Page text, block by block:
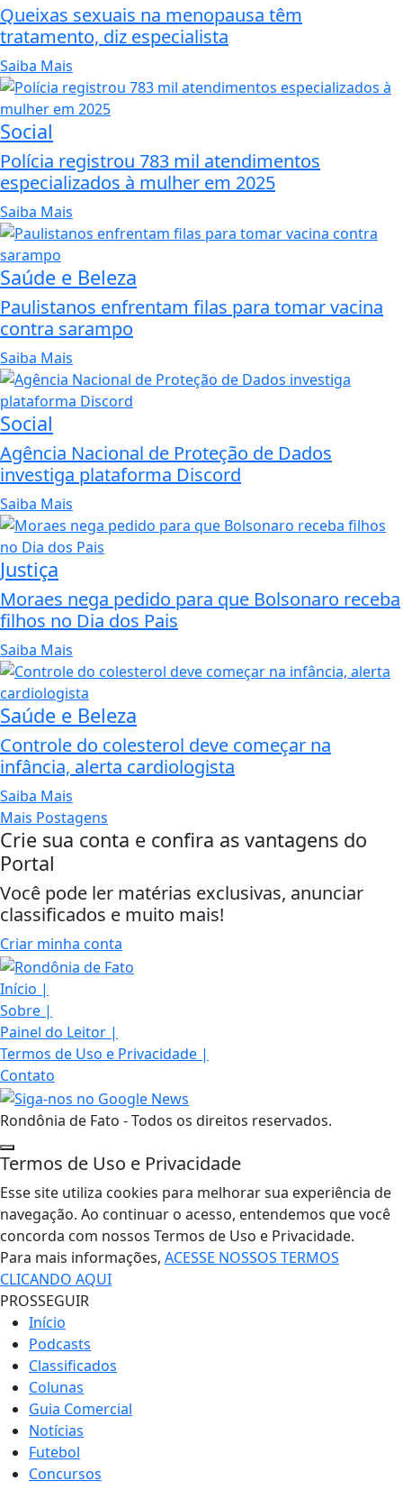
Queixas sexuais na menopausa têm
tratamento, diz especialista
Saiba Mais
Social
Polícia registrou 783 mil atendimentos
especializados à mulher em 2025
Saiba Mais
Saúde e Beleza
Paulistanos enfrentam filas para tomar vacina
contra sarampo
Saiba Mais
Social
Agência Nacional de Proteção de Dados
investiga plataforma Discord
Saiba Mais
Justiça
Moraes nega pedido para que Bolsonaro receba
filhos no Dia dos Pais
Saiba Mais
Saúde e Beleza
Controle do colesterol deve começar na
infância, alerta cardiologista
Saiba Mais
Mais Postagens
Crie sua conta e confira as vantagens do
Portal
Você pode ler matérias exclusivas, anunciar
classificados e muito mais!
Criar minha conta
Início |
Sobre |
Painel do Leitor |
Termos de Uso e Privacidade |
Contato
Rondônia de Fato - Todos os direitos reservados.
Termos de Uso e Privacidade
Esse site utiliza cookies para melhorar sua experiência de
navegação. Ao continuar o acesso, entendemos que você
concorda com nossos Termos de Uso e Privacidade.
Para mais informações, ACESSE NOSSOS TERMOS
CLICANDO AQUI
PROSSEGUIR
Início
Podcasts
Classificados
Colunas
Guia Comercial
Notícias
Futebol
Concursos